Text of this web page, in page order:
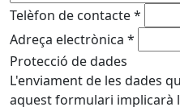
Telèfon de contacte*
Adreça electrònica *
Protecció de dades
L'enviament de les dades
aquest formulari implicarà